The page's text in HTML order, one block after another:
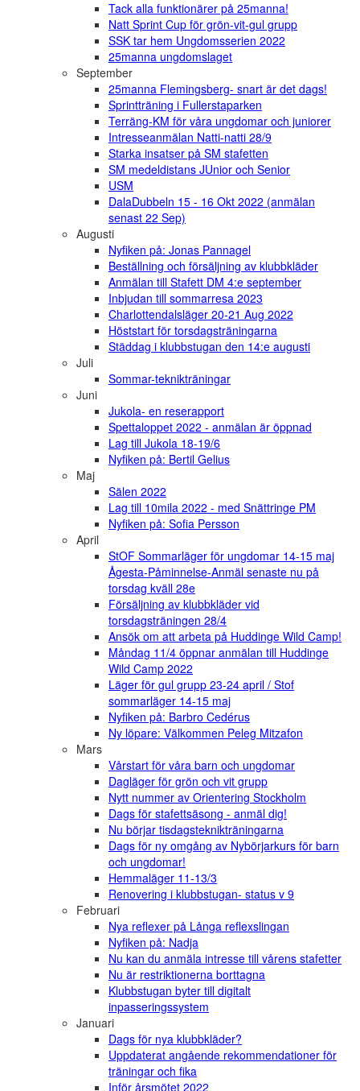
Tack alla funktionärer på 25manna!
Natt Sprint Cup för grön-vit-gul grupp
SSK tar hem Ungdomsserien 2022
25manna ungdomslaget
September
25manna Flemingsberg- snart är det dags!
Sprintträning i Fullerstaparken
Terräng-KM för våra ungdomar och juniorer
Intresseanmälan Natti-natti 28/9
Starka insatser på SM stafetten
SM medeldistans JUnior och Senior
USM
DalaDubbeln 15 - 16 Okt 2022 (anmälan
senast 22 Sep)
Augusti
Nyfiken på: Jonas Pannagel
Beställning och försäljning av klubbkläder
Anmälan till Stafett DM 4:e september
Inbjudan till sommarresa 2023
Charlottendalsläger 20-21 Aug 2022
Höststart för torsdagsträningarna
Städdag i klubbstugan den 14:e augusti
Juli
Sommar-teknikträningar
Juni
Jukola- en reserapport
Spettaloppet 2022 - anmälan är öppnad
Lag till Jukola 18-19/6
Nyfiken på: Bertil Gelius
Maj
Sälen 2022
Lag till 10mila 2022 - med Snättringe PM
Nyfiken på: Sofia Persson
April
StOF Sommarläger för ungdomar 14-15 maj
Ågesta-Påminnelse-Anmäl senaste nu på
torsdag kväll 28e
Försäljning av klubbkläder vid
torsdagsträningen 28/4
Ansök om att arbeta på Huddinge Wild Camp!
Måndag 11/4 öppnar anmälan till Huddinge
Wild Camp 2022
Läger för gul grupp 23-24 april / Stof
sommarläger 14-15 maj
Nyfiken på: Barbro Cedérus
Ny löpare: Välkommen Peleg Mitzafon
Mars
Vårstart för våra barn och ungdomar
Dagläger för grön och vit grupp
Nytt nummer av Orientering Stockholm
Dags för stafettsäsong - anmäl dig!
Nu börjar tisdagsteknikträningarna
Dags för ny omgång av Nybörjarkurs för barn
och ungdomar!
Hemmaläger 11-13/3
Renovering i klubbstugan- status v 9
Februari
Nya reflexer på Långa reflexslingan
Nyfiken på: Nadja
Nu kan du anmäla intresse till vårens stafetter
Nu är restriktionerna borttagna
Klubbstugan byter till digitalt
inpasseringssystem
Januari
Dags för nya klubbkläder?
Uppdaterat angående rekommendationer för
träningar och fika
Inför årsmötet 2022